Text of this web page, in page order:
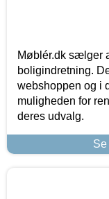
Møblér.dk sælger
boligindretning.
webshoppen og i
muligheden for
deres udvalg.